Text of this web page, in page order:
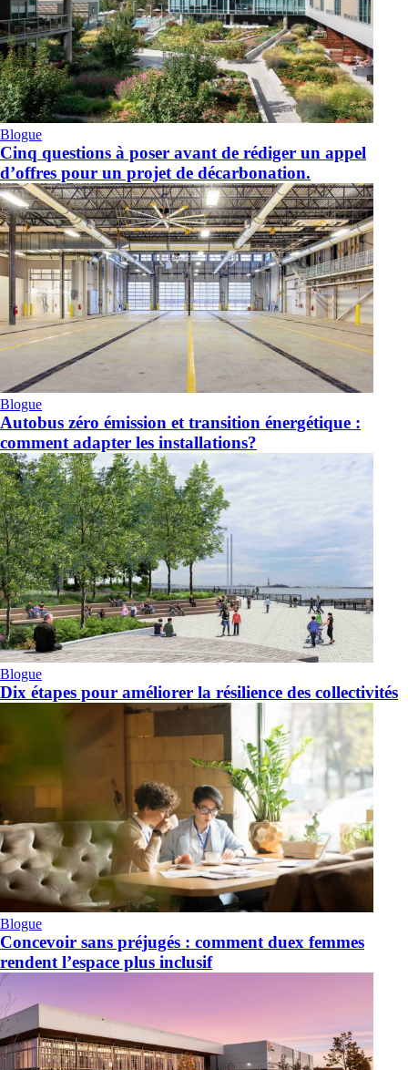
Blogue
Cinq questions à poser avant de rédiger un appel
d’offres pour un projet de décarbonation.
Blogue
Autobus zéro émission et transition énergétique :
comment adapter les installations?
Blogue
Dix étapes pour améliorer la résilience des collectivités
Blogue
Concevoir sans préjugés : comment duex femmes
rendent l’espace plus inclusif